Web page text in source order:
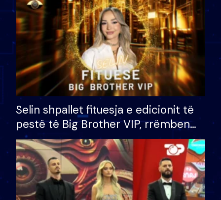
Selin shpallet fituesja e edicionit të
pestë të Big Brother VIP, rrëmben
çmimin e madh prej 100 mijë eurosh